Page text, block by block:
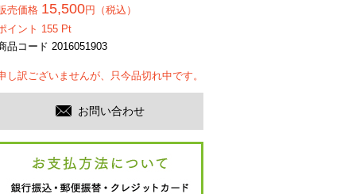
売価格 15,500円（税込）
イント 155 Pt
品コード 2016051903
し訳ございませんが、只今品切れ中です。
お問い合わせ